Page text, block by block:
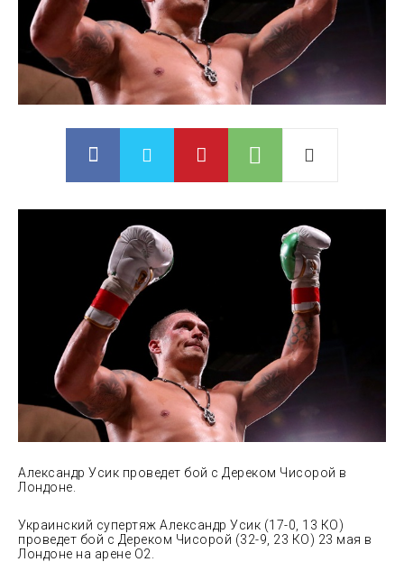
Александр Усик проведет бой с Дереком Чисорой в
Лондоне.
Украинский супертяж Александр Усик (17-0, 13 КО)
проведет бой с Дереком Чисорой (32-9, 23 КО) 23 мая в
Лондоне на арене O2.